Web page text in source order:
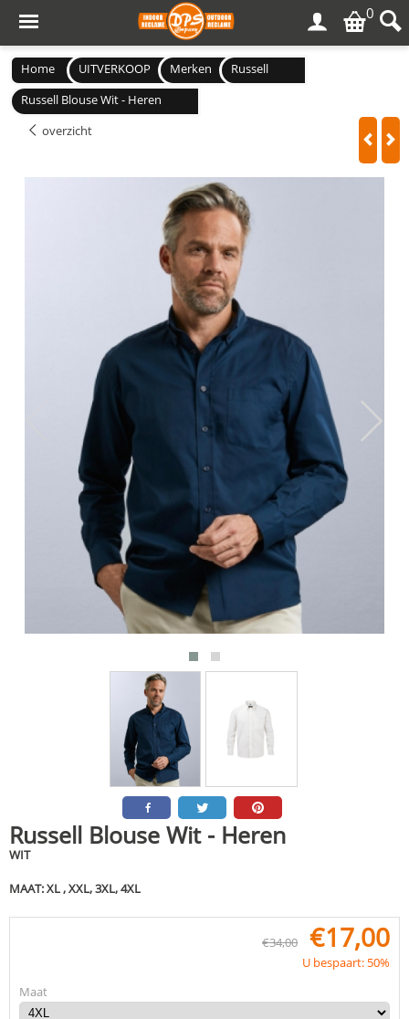
0
Home UITVERKOOP Merken
Russell
Russell Blouse Wit - Heren
overzicht
Russell Blouse Wit - Heren
WIT
MAAT: XL , XXL, 3XL, 4XL
€34,00 €17,00
U bespaart: 50%
Maat